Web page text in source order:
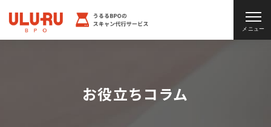
メニュー
お役立ちコラム